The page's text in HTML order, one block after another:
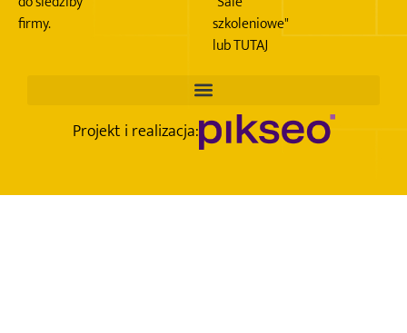
firmy.
szkoleniowe"
lub TUTAJ
Projekt i realizacja: